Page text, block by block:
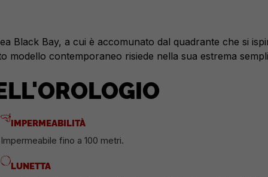
Black Bay, a cui è accomunato dal quadrante che si
modello contemporaneo risiede nella sua estrema
IMPERMEABILITÀ
Impermeabile fino a 100 metri.
LUNETTA